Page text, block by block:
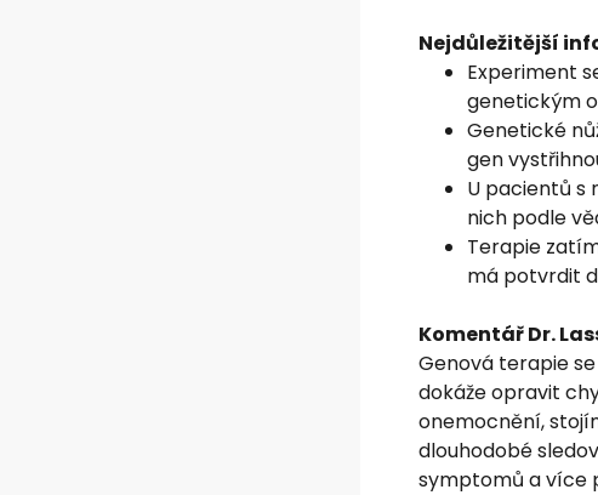
Nejdůležitější
Experiment
genetickým
Genetické
gen
U pacientů s
nich podle
Terapie
má potvrdit
Komentář Dr.
Genová terapie
dokáže opravit
onemocnění,
dlouhodobé
symptomů a více